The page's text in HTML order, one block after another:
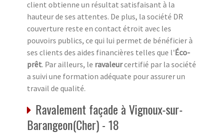
client obtienne un résultat satisfaisant à la
hauteur de ses attentes. De plus, la société DR
couverture reste en contact étroit avec les
pouvoirs publics, ce qui lui permet de bénéficier à
ses clients des aides financières telles que l'Éco-
prêt. Par ailleurs, le ravaleurcertifié par la société
a suivi une formation adéquate pour assurer un
travail de qualité.
Ravalement façade à Vignoux-sur-
Barangeon(Cher) - 18